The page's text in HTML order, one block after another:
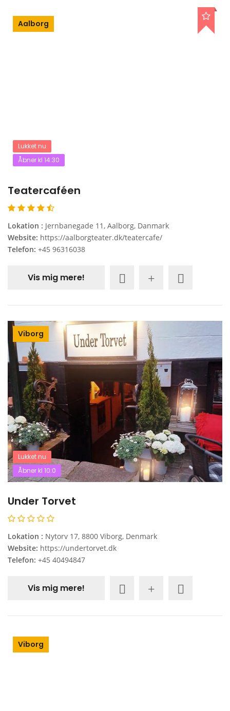
Aalborg
Lukket nu
Åbner kl 14:30
Teatercaféen
Lokation : Jernbanegade 11, Aalborg, Danmark
Website: https://aalborgteater.dk/teatercafe/
Telefon: +45 96316038
Vis mig mere!
Viborg
Lukket nu
Åbner kl 10:0
Under Torvet
Lokation : Nytorv 17, 8800 Viborg, Denmark
Website: https://undertorvet.dk
Telefon: +45 40494847
Vis mig mere!
Viborg